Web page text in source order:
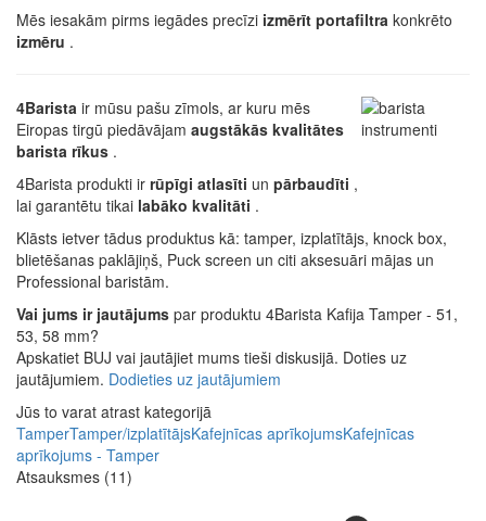
Mēs iesakām pirms iegādes precīzi izmērīt portafiltra konkrēto
izmēru .
4Barista ir mūsu pašu zīmols, ar kuru mēs
Eiropas tirgū piedāvājam augstākās kvalitātes
barista rīkus .
4Barista produkti ir rūpīgi atlasīti un pārbaudīti ,
lai garantētu tikai labāko kvalitāti .
Klāsts ietver tādus produktus kā: tamper, izplatītājs, knock box,
blietēšanas paklājiņš, Puck screen un citi aksesuāri mājas un
Professional baristām.
Vai jums ir jautājums par produktu 4Barista Kafija Tamper - 51,
53, 58 mm?
Apskatiet BUJ vai jautājiet mums tieši diskusijā. Doties uz
jautājumiem. Dodieties uz jautājumiem
Jūs to varat atrast kategorijā
TamperTamper/izplatītājsKafejnīcas aprīkojumsKafejnīcas
aprīkojums - Tamper
Atsauksmes (11)